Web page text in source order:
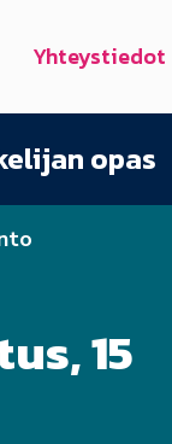
Yhteystiedot
opas
15